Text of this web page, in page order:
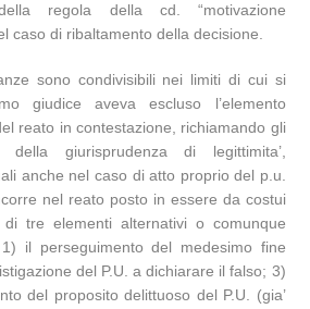
regola della cd. “motivazione
caso di ribaltamento della decisione.
sono condivisibili nei limiti di cui si
giudice aveva escluso l’elemento
reato in contestazione, richiamando gli
della giurisprudenza di legittimita’,
anche nel caso di atto proprio del p.u.
nel reato posto in essere da costui
di tre elementi alternativi o comunque
il perseguimento del medesimo fine
del P.U. a dichiarare il falso; 3)
del proposito delittuoso del P.U. (gia’